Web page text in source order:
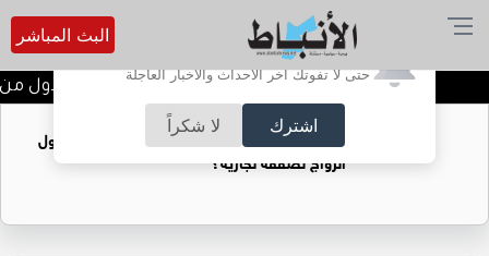
أترغب في تفعيل الإشعارات؟
حتى لا تفوتك آخر الأحداث والأخبار العاجلة
اشترك لا شكراً
البث المباشر
تتويج الفرق الفائزة في اليوم الأول من
فتيات يستغللنه لتحقيق مكاسب مادية.. هل تحول
الزواج لصفقة تجارية؟